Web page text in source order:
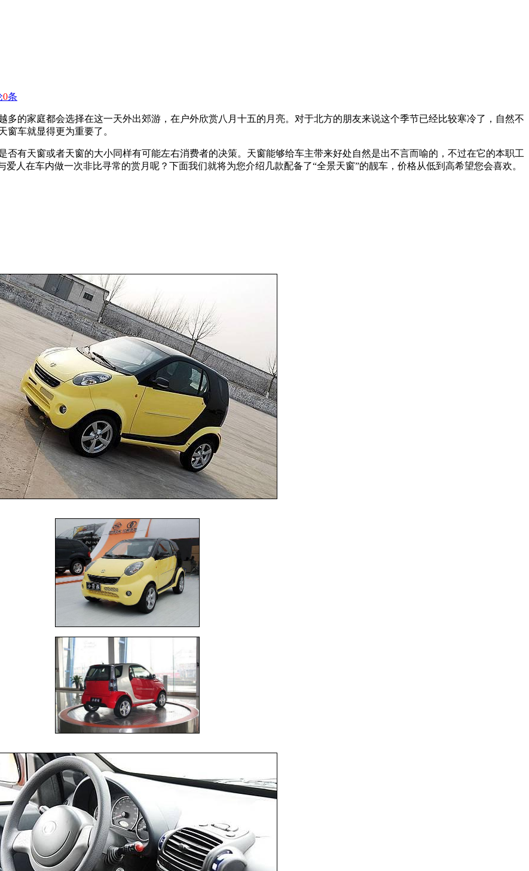
0条
的家庭都会选择在这一天外出郊游，在户外欣赏八月十五的月亮。对于北方的朋友来说这个季节已经比较寒冷了，自然不
窗车就显得更为重要了。
否有天窗或者天窗的大小同样有可能左右消费者的决策。天窗能够给车主带来好处自然是出不言而喻的，不过在它的本职工
爱人在车内做一次非比寻常的赏月呢？下面我们就将为您介绍几款配备了“全景天窗”的靓车，价格从低到高希望您会喜欢。